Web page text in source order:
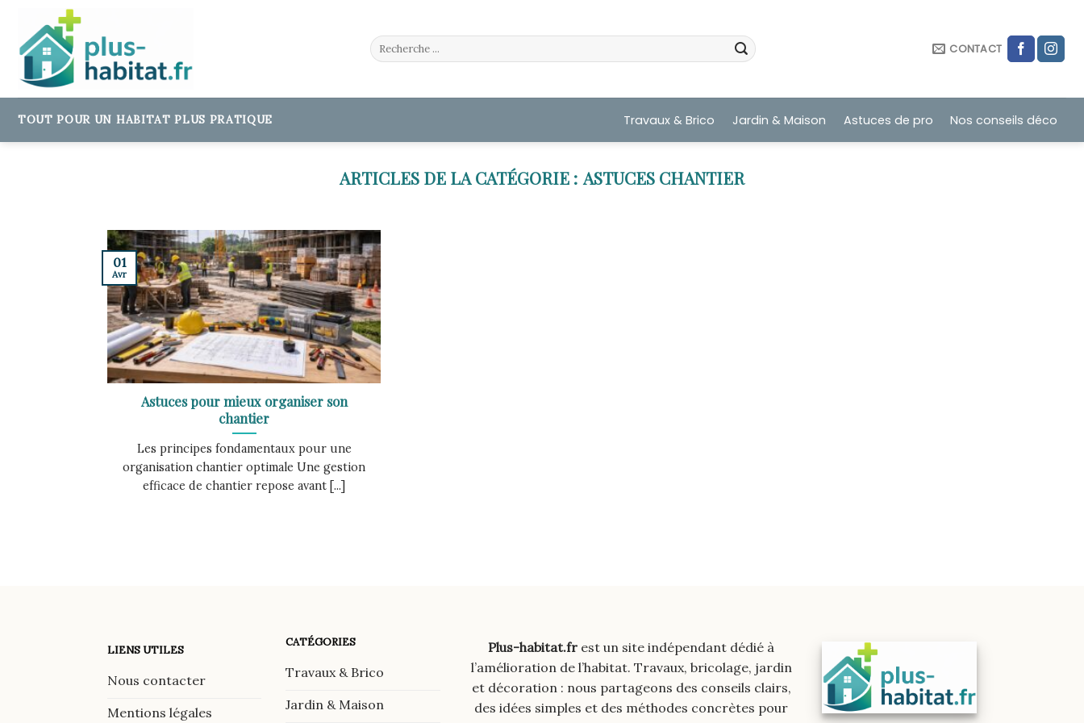
content
CONTACT
TOUT POUR UN HABITAT PLUS PRATIQUE Travaux & Brico Jardin & Maison Astuces de pro Nos conseils déco
ASTUCES CHANTIER
Astuces pour mieux organiser son
chantier
Les principes fondamentaux pour une
organisation chantier optimale Une gestion
efficace de chantier repose avant [...]
01
Avr
LIENS UTILES
Nous contacter
Mentions légales
CATÉGORIES
Travaux & Brico
Jardin & Maison
Plus-habitat.fr est un site indépendant dédié à
l’amélioration de l’habitat. Travaux, bricolage, jardin
et décoration : nous partageons des conseils clairs,
des idées simples et des méthodes concrètes pour